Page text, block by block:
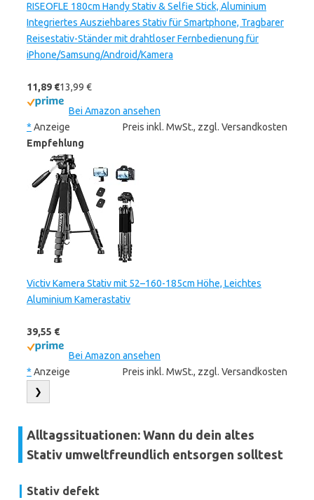
RISEOFLE 180cm Handy Stativ & Selfie Stick, Aluminium
Integriertes Ausziehbares Stativ für Smartphone, Tragbarer
Reisestativ-Ständer mit drahtloser Fernbedienung für
iPhone/Samsung/Android/Kamera
11,89 €13,99 €
Bei Amazon ansehen
* Anzeige
Preis inkl. MwSt., zzgl. Versandkosten
Empfehlung
Victiv Kamera Stativ mit 52–160-185cm Höhe, Leichtes
Aluminium Kamerastativ
39,55 €
Bei Amazon ansehen
* Anzeige Preis inkl. MwSt., zzgl. Versandkosten
❯
Alltagssituationen: Wann du dein altes
Stativ umweltfreundlich entsorgen solltest
Stativ defekt